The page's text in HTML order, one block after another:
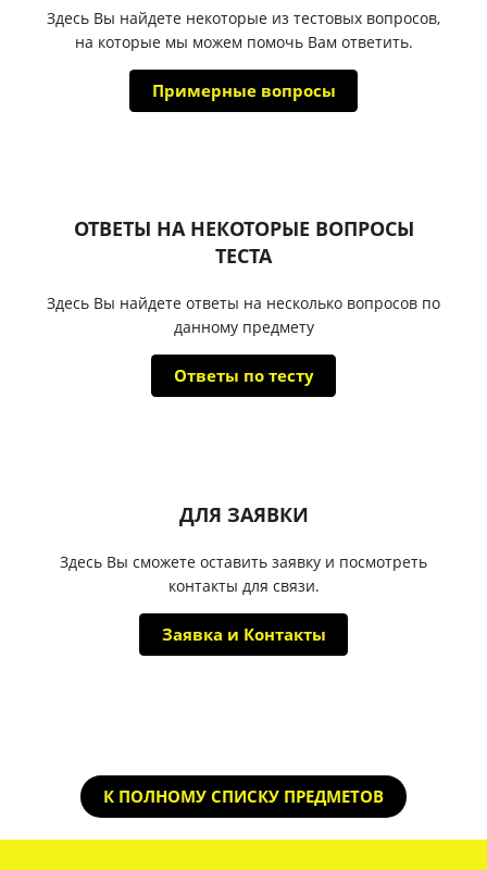
Здесь Вы найдете некоторые из тестовых вопросов,
на которые мы можем помочь Вам ответить.
Примерные вопросы
ОТВЕТЫ НА НЕКОТОРЫЕ ВОПРОСЫ
ТЕСТА
Здесь Вы найдете ответы на несколько вопросов по
данному предмету
Ответы по тесту
ДЛЯ ЗАЯВКИ
Здесь Вы сможете оставить заявку и посмотреть
контакты для связи.
Заявка и Контакты
К ПОЛНОМУ СПИСКУ ПРЕДМЕТОВ